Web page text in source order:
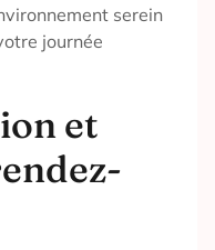
serein
journée
et